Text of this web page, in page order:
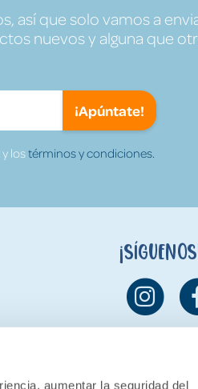
aumentar la seguridad del
así que solo vamos a
nuevos y alguna que
¡Apúntate!
y lostérminos y condiciones.